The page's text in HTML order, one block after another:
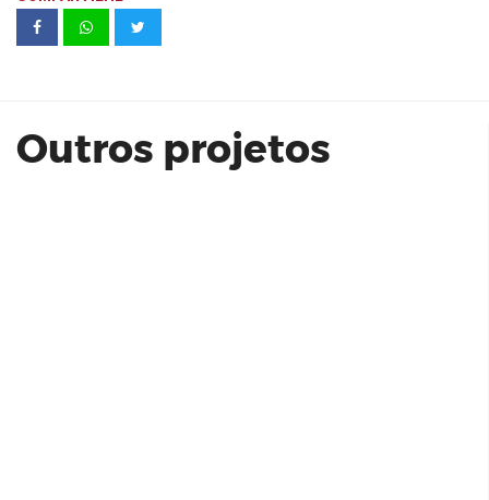
Outros projetos
Prédio de Crystal